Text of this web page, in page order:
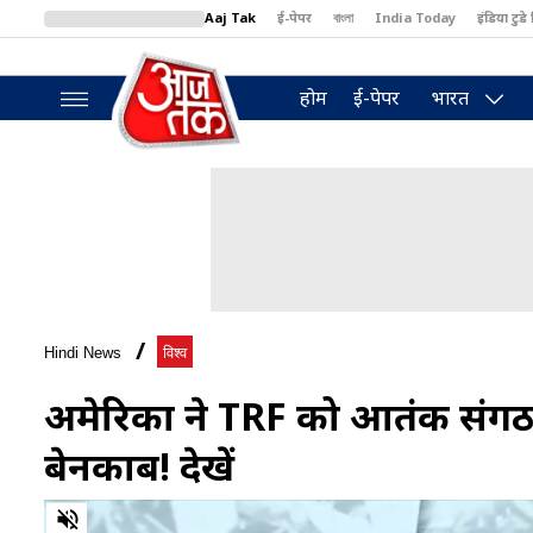
Aaj Tak ई-पेपर বাংলা India Today इंडिया टुडे
BT Bazaar
होम ई-पेपर भारत
Hindi News विश्व
अमेरिका ने TRF को आतंकी
बेनकाब! देखें
0
of